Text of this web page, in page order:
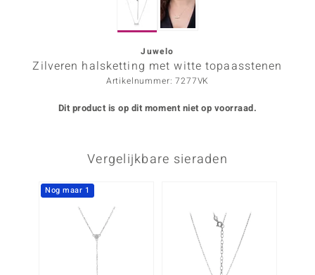
Designs
Juwelo
Zilveren halsketting met witte topaasstenen
Artikelnummer: 7277VK
Dit product is op dit moment niet op voorraad.
Vergelijkbare sieraden
Nog maar 1